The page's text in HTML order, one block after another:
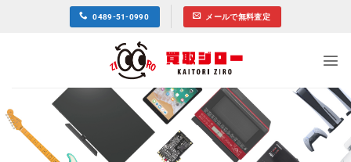
0489-51-0990 メールで無料査定